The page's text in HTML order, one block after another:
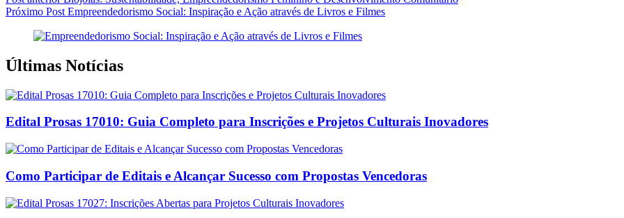
Próximo Post Empreendedorismo Social: Inspiração e Ação através de Livros e Filmes
Últimas Notícias
Edital Prosas 17010: Guia Completo para Inscrições e Projetos Culturais Inovadores
Como Participar de Editais e Alcançar Sucesso com Propostas Vencedoras